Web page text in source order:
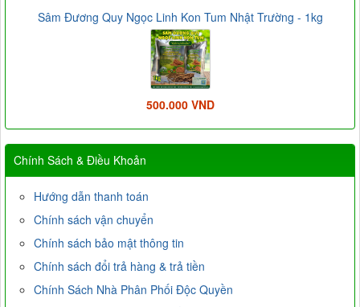
Sâm Đương Quy Ngọc Linh Kon Tum Nhật Trường - 1kg
500.000 VND
Chính Sách & Điều Khoản
Hướng dẫn thanh toán
Chính sách vận chuyển
Chính sách bảo mật thông tin
Chính sách đổi trả hàng & trả tiền
Chính Sách Nhà Phân Phối Độc Quyền